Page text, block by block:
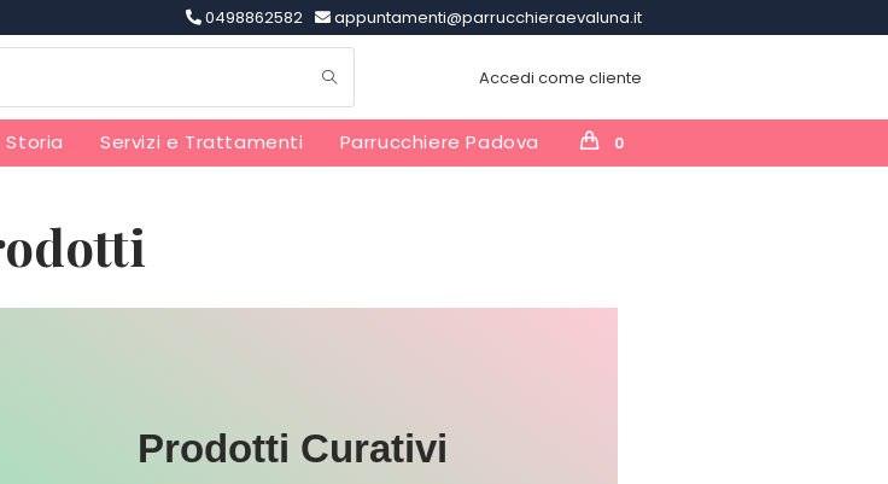
0498862582 appuntamenti@parrucchieraevaluna.it
Accedi come cliente
Servizi e Trattamenti Parrucchiere Padova 0
Prodotti Curativi